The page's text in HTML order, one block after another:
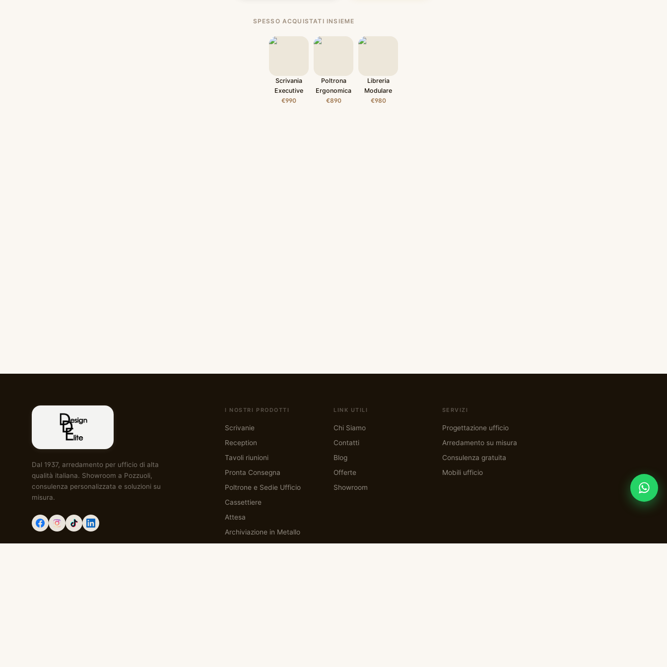
SPESSO ACQUISTATI INSIEME
Scrivania
Executive
€990
Poltrona
Ergonomica
€890
Libreria
Modulare
€980
Dal 1937, arredamento per ufficio di alta
qualità italiana. Showroom a Pozzuoli,
consulenza personalizzata e soluzioni su
misura.
I NOSTRI PRODOTTI
Scrivanie
Reception
Tavoli riunioni
Pronta Consegna
Poltrone e Sedie Ufficio
Cassettiere
Attesa
Archiviazione in Metallo
LINK UTILI
Chi Siamo
Contatti
Blog
Offerte
Showroom
SERVIZI
Progettazione ufficio
Arredamento su misura
Consulenza gratuita
Mobili ufficio